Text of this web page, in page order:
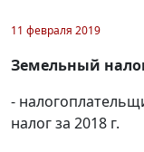
11 февраля 2019
Земельный
-
налог за 2018 г.